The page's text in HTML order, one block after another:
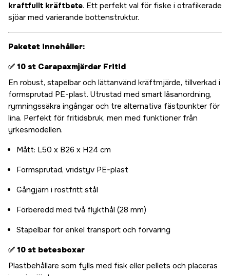
kraftfullt kräftbete. Ett perfekt val för fiske i otrafikerade
sjöar med varierande bottenstruktur.
Paketet innehåller:
✅ 10 st Carapaxmjärdar Fritid
En robust, stapelbar och lättanvänd kräftmjärde, tillverkad i
formsprutad PE-plast. Utrustad med smart låsanordning,
rymningssäkra ingångar och tre alternativa fästpunkter för
lina. Perfekt för fritidsbruk, men med funktioner från
yrkesmodellen.
Mått: L50 x B26 x H24 cm
Formsprutad, vridstyv PE-plast
Gångjärn i rostfritt stål
Förberedd med två flykthål (28 mm)
Stapelbar för enkel transport och förvaring
✅ 10 st betesboxar
Plastbehållare som fylls med fisk eller pellets och placeras